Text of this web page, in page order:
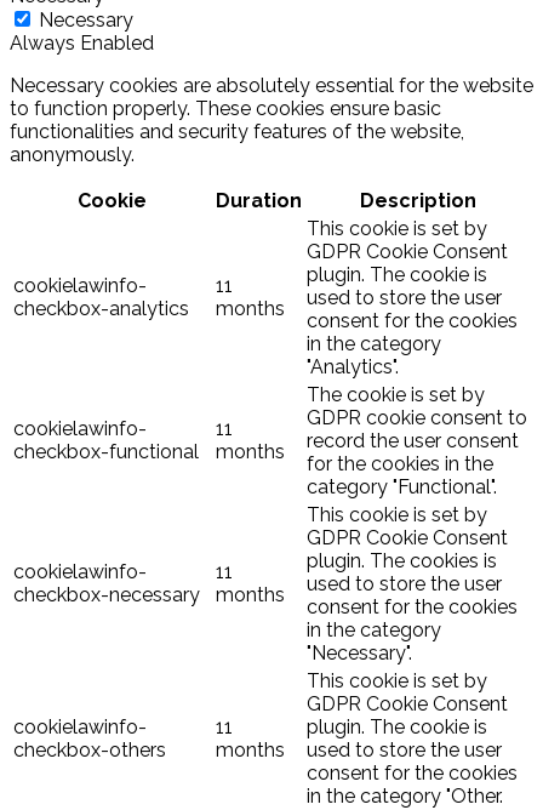
Necessary
Always Enabled
Necessary cookies are absolutely essential for the website
to function properly. These cookies ensure basic
functionalities and security features of the website,
anonymously.
Cookie
Duration Description
cookielawinfo-
checkbox-analytics
11
months
This cookie is set by
GDPR Cookie Consent
plugin. The cookie is
used to store the user
consent for the cookies
in the category
"Analytics".
cookielawinfo-
checkbox-functional
11
months
The cookie is set by
GDPR cookie consent to
record the user consent
for the cookies in the
category "Functional".
cookielawinfo-
checkbox-necessary
11
months
This cookie is set by
GDPR Cookie Consent
plugin. The cookies is
used to store the user
consent for the cookies
in the category
"Necessary".
cookielawinfo-
checkbox-others
11
months
This cookie is set by
GDPR Cookie Consent
plugin. The cookie is
used to store the user
consent for the cookies
in the category "Other.